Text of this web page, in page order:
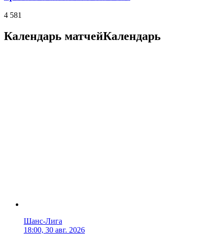
4 581
Календарь матчейКалендарь
Шанс-Лига
18:00, 30 авг. 2026